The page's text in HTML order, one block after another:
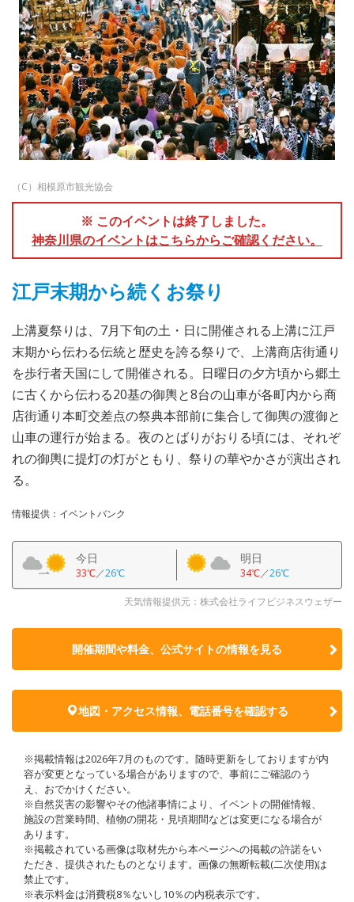
（C）相模原市観光協会
※ このイベントは終了しました。
神奈川県のイベントはこちらからご確認ください。
江戸末期から続くお祭り
上溝夏祭りは、7月下旬の土・日に開催される上溝に江戸
末期から伝わる伝統と歴史を誇る祭りで、上溝商店街通り
を歩行者天国にして開催される。日曜日の夕方頃から郷土
に古くから伝わる20基の御輿と8台の山車が各町内から商
店街通り本町交差点の祭典本部前に集合して御輿の渡御と
山車の運行が始まる。夜のとばりがおりる頃には、それぞ
れの御輿に提灯の灯がともり、祭りの華やかさが演出され
る。
情報提供：イベントバンク
今日
33℃／26℃
明日
34℃／26℃
天気情報提供元：株式会社ライフビジネスウェザー
開催期間や料金、公式サイトの情報を見る
地図・アクセス情報、電話番号を確認する
※掲載情報は2026年7月のものです。随時更新をしておりますが内
容が変更となっている場合がありますので、事前にご確認のう
え、おでかけください。
※自然災害の影響やその他諸事情により、イベントの開催情報、
施設の営業時間、植物の開花・見頃期間などは変更になる場合が
あります。
※掲載されている画像は取材先から本ページへの掲載の許諾をい
ただき、提供されたものとなります。画像の無断転載(二次使用)は
禁止です。
※表示料金は消費税8％ないし10％の内税表示です。